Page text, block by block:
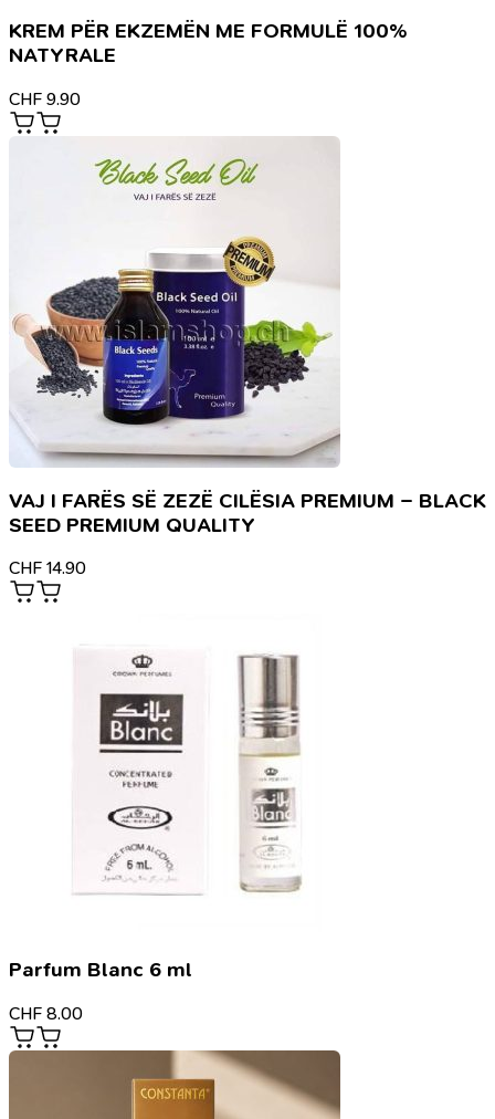
KREM PËR EKZEMËN ME FORMULË 100%
NATYRALE
CHF 9.90
VAJ I FARËS SË ZEZË CILËSIA PREMIUM – BLACK
SEED PREMIUM QUALITY
CHF 14.90
Parfum Blanc 6 ml
CHF 8.00